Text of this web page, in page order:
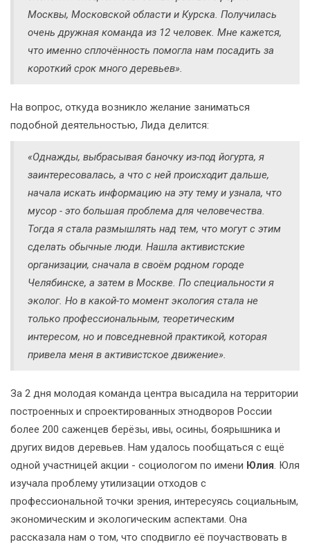
Москвы, Московской области и Курска. Получилась
очень дружная команда из 12 человек. Мне кажется,
что именно сплочённость помогла нам посадить за
короткий срок много деревьев».
На вопрос, откуда возникло желание заниматься
подобной деятельностью, Лида делится:
«Однажды, выбрасывая баночку из-под йогурта, я
заинтересовалась, а что с ней происходит дальше,
начала искать информацию на эту тему и узнала, что
мусор - это большая проблема для человечества.
Тогда я стала размышлять над тем, что могут с этим
сделать обычные люди. Нашла активистские
организации, сначала в своём родном городе
Челябинске, а затем в Москве. По специальности я
эколог. Но в какой-то момент экология стала не
только профессиональным, теоретическим
интересом, но и повседневной практикой, которая
привела меня в активистское движение».
За 2 дня молодая команда центра высадила на территории
построенных и спроектированных этнодворов России
более 200 саженцев берёзы, ивы, осины, боярышника и
других видов деревьев. Нам удалось пообщаться с ещё
одной участницей акции - социологом по имени Юлия. Юля
изучала проблему утилизации отходов с
профессиональной точки зрения, интересуясь социальным,
экономическим и экологическим аспектами. Она
рассказала нам о том, что сподвигло её поучаствовать в